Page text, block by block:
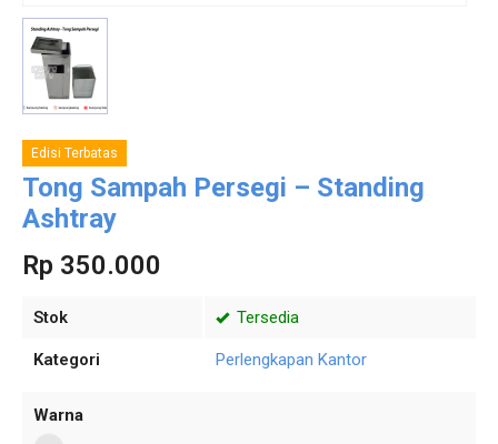
Edisi Terbatas
Tong Sampah Persegi – Standing
Ashtray
Rp 350.000
Stok Tersedia
Kategori Perlengkapan Kantor
Warna